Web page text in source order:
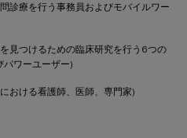
診療を行う事務員およびモバイルワー
見つけるための臨床研究を行う6つの
パワーユーザー)
おける看護師、医師、専門家)